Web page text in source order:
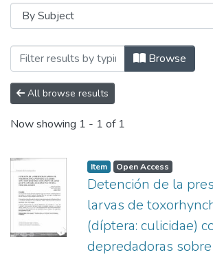
Browsing Revista Crea
Browse
All browse results
Now showing 1 - 1 of 1
Item Open Access
Detención de la
larvas de
(díptera: culicidae)
depredadoras